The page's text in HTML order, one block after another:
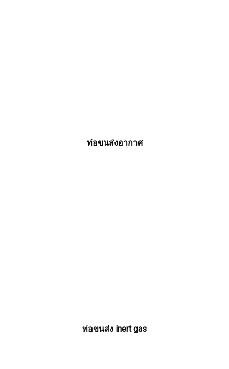
ท่อขนส่งอากาศ
ท่อขนส่ง inert gas